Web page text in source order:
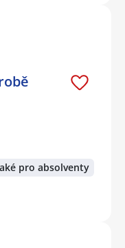
pro absolventy